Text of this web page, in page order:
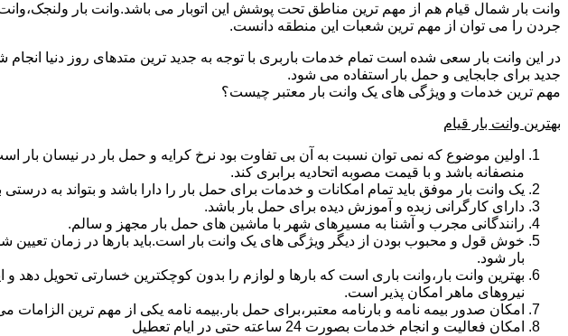
وانت بار شمال قیام هم از مهم ترین مناطق تحت پوشش این اتوبار می باشد.وانت بار ولنجک،وانت
جردن را می توان از مهم ترین شعبات این منطقه دانست.
در این وانت بار سعی شده است تمام خدمات باربری با توجه به جدید ترین متدهای روز دنیا انجام
جدید برای جابجایی و حمل بار استفاده می شود.
مهم ترین خدمات و ویژگی های یک وانت بار معتبر چیست؟
بهترین وانت بار قیام
اولین موضوع که نمی توان نسبت به آن بی تفاوت بود نرخ کرایه و حمل بار در نیسان بار
منصفانه باشد و با قیمت مصوبه اتحادیه برابری کند.
یک وانت بار موفق باید تمام امکانات و خدمات برای حمل بار را دارا باشد و بتواند به درستی
دارای کارگرانی زبده و آموزش دیده برای حمل بار باشد.
رانندگانی مجرب و آشنا به مسیرهای شهر با ماشین های حمل بار مجهز و سالم.
خوش قول و محبوب بودن از دیگر ویژگی های یک وانت بار است.باید بارها در زمان تعیین
بار شود.
بهترین وانت بار،وانت باری است که بارها و لوازم را بدون کوچکترین خسارتی تحویل دهد و
نیروهای ماهر امکان پذیر است.
امکان صدور بیمه نامه و بارنامه معتبر،برای حمل بار.بیمه نامه یکی از مهم ترین
امکان فعالیت و انجام خدمات بصورت 24 ساعته حتی در ایام تعطیل